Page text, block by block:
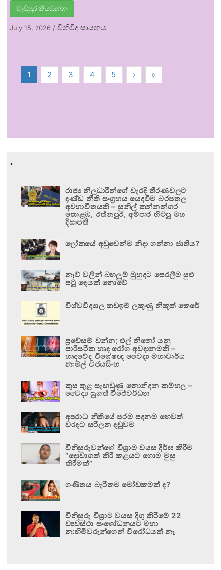
වැඩිපුර කියවන්න
July 15, 2026 / විනිවිද සායනය
1 2 3 4 5 › »
.
රාජ්‍ය නිලධාරීන්ගේ වැරදි තීරණවලට
දණ්ඩ නීති සංග්‍රහය යෙදවීම බරපතල
අවභාවිතයකි – සුනිල් කන්නන්ගර
කොළඹ, රත්නපුර, අම්පාර හිටපු මහ
දිසාපති
ලෝකයේ අඩුවෙන්ම නිදා ගන්නා ජාතිය?
නැව් වලින් බහලුම් මුහුදට පෙරලීම සුළු
පටු දෙයක් නොවේ
විශ්වවිද්‍යාල කඩඉම් ලකුණු නිකුත් කෙරේ
ප්‍රවේසම් වන්න; එල් නිනෝ යනු
පාරිසරික හෘද රෝග අවදානමකි –
හෘදවේද විශේෂඥ වෛද්‍ය මහාචාර්ය
නාමල් විජයසිංහ
කුස තුළ සැඟවුණු නොනිදන කම්හල –
වෛද්‍ය සුගත් විජේවර්ධන
අපරාධ නීතියේ පරම පදනම හෙවත්
වරදට සරිලන දඬුවම
විනිසුරුවන්ගේ විශ්‍රාම වයස දීර්ඝ කිරීම
“දොවාගත් කිරි කළයට ගොම මුසු
කිරීමක්”
ගණිතය බැරිකම මෝඩකමක් ද?
විනිසුරු විශ්‍රාම වයස දිගු කිරීමේ 22
ව්‍යවස්ථා සංශෝධනයට මහා
නාහිමිවරුන්ගෙන් විරෝධයක් නෑ